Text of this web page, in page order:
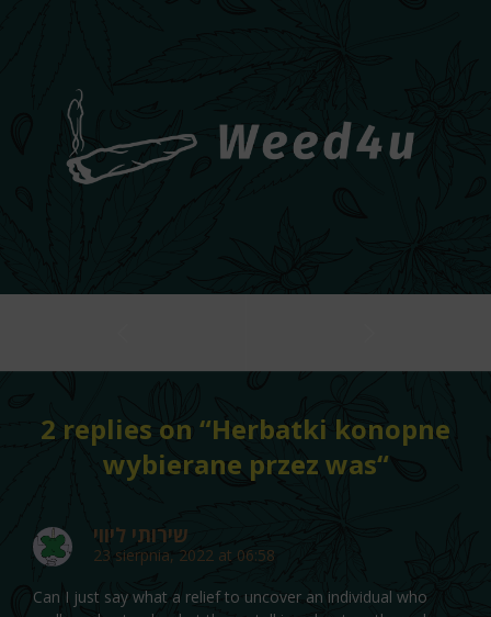
2 replies on “Herbatki konopne
wybierane przez was“
שירותי ליווי
23 sierpnia, 2022 at 06:58
Can I just say what a relief to uncover an individual who